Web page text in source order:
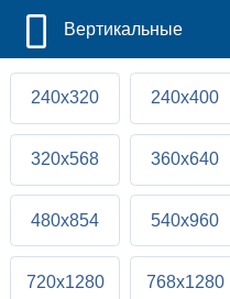
Вертикальные
240x320 240x400
320x568 360x640
480x854 540x960
720x1280 768x1280